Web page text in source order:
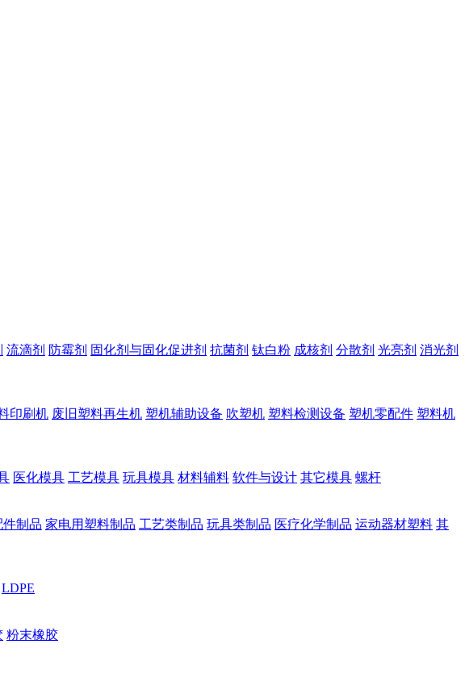
流滴剂 防霉剂 固化剂与固化促进剂 抗菌剂 钛白粉 成核剂 分散剂 光亮剂 消光剂
印刷机 废旧塑料再生机 塑机辅助设备 吹塑机 塑料检测设备 塑机零配件 塑料机
医化模具 工艺模具 玩具模具 材料辅料 软件与设计 其它模具 螺杆
件制品 家电用塑料制品 工艺类制品 玩具类制品 医疗化学制品 运动器材塑料 其
LDPE
粉末橡胶